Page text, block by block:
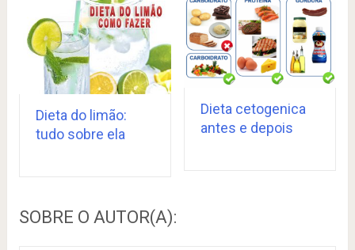
Dieta do limão:
tudo sobre ela
Dieta cetogenica
antes e depois
SOBRE O AUTOR(A):